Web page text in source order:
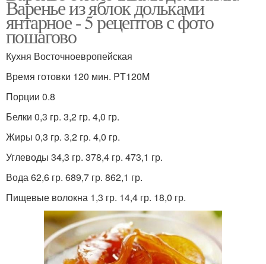
Варенье из яблок дольками
янтарное - 5 рецептов с фото
пошагово
Кухня Восточноевропейская
Время готовки 120 мин. PT120M
Порции 0.8
Белки 0,3 гр. 3,2 гр. 4,0 гр.
Жиры 0,3 гр. 3,2 гр. 4,0 гр.
Углеводы 34,3 гр. 378,4 гр. 473,1 гр.
Вода 62,6 гр. 689,7 гр. 862,1 гр.
Пищевые волокна 1,3 гр. 14,4 гр. 18,0 гр.